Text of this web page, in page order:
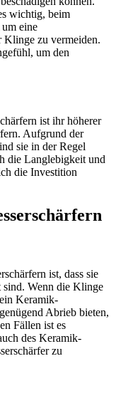
wichtig, beim
eine
Klinge zu vermeiden.
um den
ist ihr höherer
Aufgrund der
sie in der Regel
die Langlebigkeit und
die Investition
ist, dass sie
sind. Wenn die Klinge
Keramik-
Abrieb bieten,
Fällen ist es
des Keramik-
zu